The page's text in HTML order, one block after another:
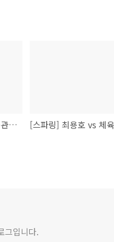
[스파링] 최용호 vs 체육관동생
입니다.